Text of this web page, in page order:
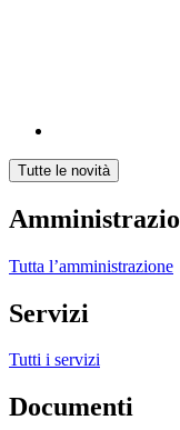
Tutte le novità
Tutta l’amministrazione
Servizi
Tutti i servizi
Documenti